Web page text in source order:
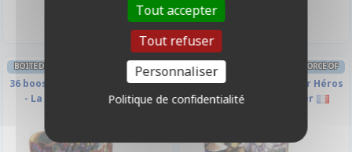
BOITE DE BOOSTERS FRANÇAIS FORCE OF
36 boosters - H3 - Cluster Héros
- La Guerre des Soleils
BOITE DE BOOSTERS FRANÇAIS FORCE OF
36 boosters - H2 - Cluster Héros
- Les Secrets de l'Enfer
Tout accepter
Tout refuser
Personnaliser
Politique de confidentialité